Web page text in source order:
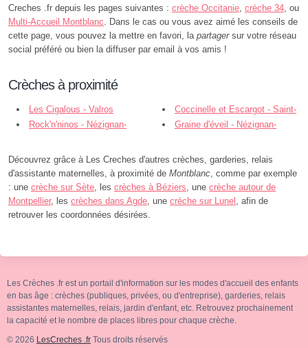
Creches .fr depuis les pages suivantes : crèche Occitanie crèche 34 , ou
Multi-Accueil Montblanc . Dans le cas ou vous avez aimé les conseils de
cette page, vous pouvez la mettre en favori, la partagersur votre réseau
social préféré ou bien la diffuser par email à vos amis !
Crèches à proximité
Les Cigalous - Valros
Coccinelle et Escargot - Saint-
Thibéry
Rock'n'ninos - Nézignan-
Graine d'éveil - Nézignan-
Découvrez grâce à Les Creches d'autres crèches, garderies, relais
d'assistante maternelles, à proximité de Montblanc , comme par exemple
: une crèche sur Sète , les crèches à Béziers , une crèche autour de
Montpellier, les crèches dans Agde , une crèche sur Lunel , afin de
retrouver les coordonnées désirées.
Les Crèches .fr est un portail d'information sur les modes d'accueil des enfants
en bas âge : crèches (publiques, privées, ou d'entreprise), garderies, relais
assistantes maternelles, relais, jardin d'enfant, etc. Retrouvez prochainement
la capacité et le nombre de places libres pour chaque crèche.
© 2026 LesCreches .fr Tous droits réservés